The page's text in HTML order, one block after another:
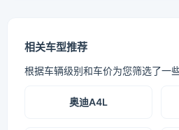
相关车型推荐
根据车辆级别和车价为您筛选了一
奥迪A4L